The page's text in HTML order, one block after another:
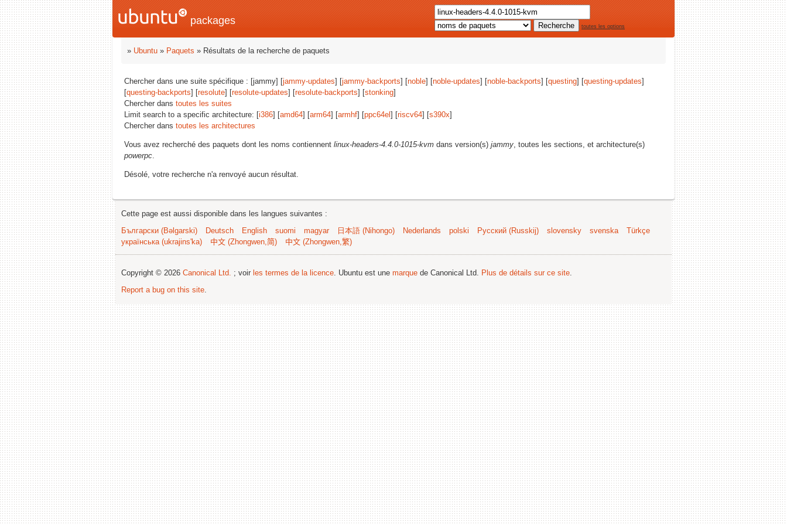
packages toutes les options
» Ubuntu » Paquets » Résultats de la recherche de paquets
Chercher dans une suite spécifique : [jammy] [jammy-updates] [jammy-backports] [noble] [noble-updates] [noble-backports] [questing] [questing-updates]
[questing-backports] [resolute] [resolute-updates] [resolute-backports] [stonking]
Chercher dans toutes les suites
Limit search to a specific architecture: [i386] [amd64] [arm64] [armhf] [ppc64el ] [riscv64] [s390x]
Chercher dans toutes les architectures
Vous avez recherché des paquets dont les noms contiennent linux-headers-4.4.0-1015-kvm dans version(s) jammy, toutes les sections, et architecture(s)
powerpc.
Désolé, votre recherche n'a renvoyé aucun résultat.
Cette page est aussi disponible dans les langues suivantes :
Български (Bəlgarski)
Deutsch English suomi magyar 日本語 (Nihongo) Nederlands polski Русский (Russkij) slovensky svenska
Türkçe
українська (ukrajins'ka)
中文 (Zhongwen,简) 中文 (Zhongwen,繁)
Copyright © 2026 Canonical Ltd. ; voir les termes de la licence. Ubuntu est une marque de Canonical Ltd. Plus de détails sur ce site.
Report a bug on this site.